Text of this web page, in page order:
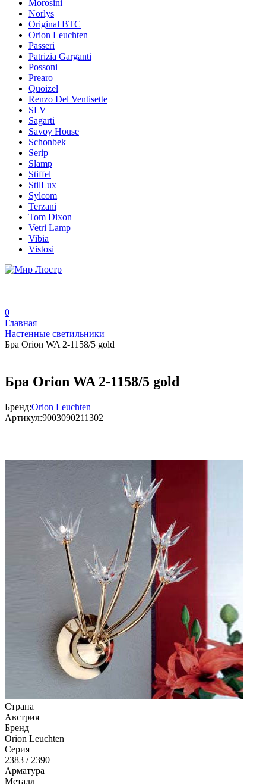
Morosini
Norlys
Original BTC
Orion Leuchten
Passeri
Patrizia Garganti
Possoni
Prearo
Quoizel
Renzo Del Ventisette
SLV
Sagarti
Savoy House
Schonbek
Serip
Slamp
Stiffel
StilLux
Sylcom
Terzani
Tom Dixon
Vetri Lamp
Vibia
Vistosi
0
Главная
Настенные светильники
Бра Orion WA 2-1158/5 gold
Бра Orion WA 2-1158/5 gold
Бренд:Orion Leuchten
Артикул:9003090211302
Страна
Австрия
Бренд
Orion Leuchten
Серия
2383 / 2390
Арматура
Металл